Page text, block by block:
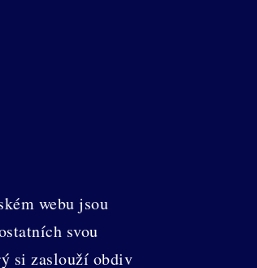
webu jsou
svou
si zaslouží obdiv